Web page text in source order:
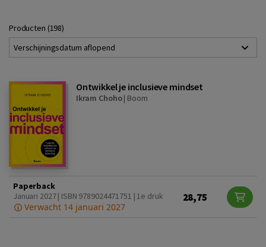
Producten (198)
Verschijningsdatum aflopend
Ontwikkel je inclusieve mindset
Ikram Choho| Boom
Paperback
Januari 2027 | ISBN 9789024471751 | 1e druk
Verwacht 14 januari 2027
28,75